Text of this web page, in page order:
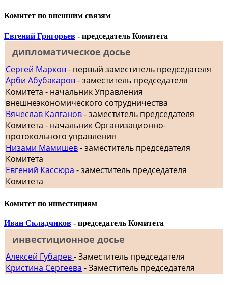
Комитет по внешним связям
Евгений Григорьев - председатель Комитета
дипломатическое досье
Сергей Марков- первый заместитель председателя
Арби Абубакаров- заместитель председателя
Комитета - начальник Управления
внешнеэкономического сотрудничества
Вячеслав Калганов- заместитель председателя
Комитета - начальник Организационно-
протокольного управления
Низами Мамишев- заместитель председателя
Комитета
Евгений Кассюра - заместитель председателя
Комитета
Комитет по инвестициям
Иван Складчиков - председатель Комитета
инвестиционное досье
Алексей Губарев- Заместитель председателя
Кристина Сергеева - Заместитель председателя